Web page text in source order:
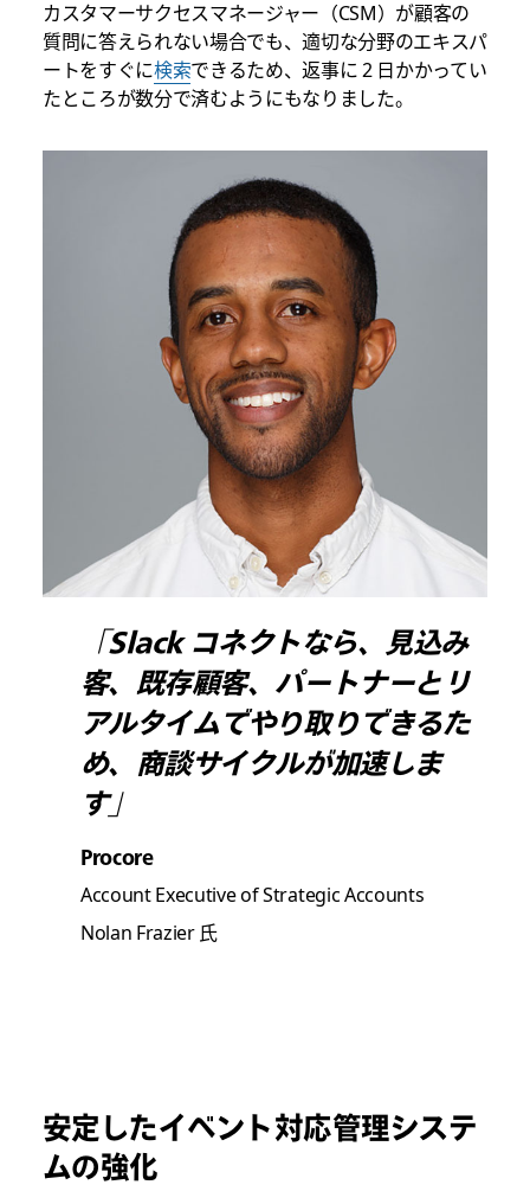
カスタマーサクセスマネージャー（CSM）が顧客の
質問に答えられない場合でも、適切な分野のエキスパ
ートをすぐに検索できるため、返事に 2 日かかってい
たところが数分で済むようにもなりました。
「Slack コネクトなら、見込み
客、既存顧客、パートナーとリ
アルタイムでやり取りできるた
め、商談サイクルが加速しま
す」
Procore
Account Executive of Strategic Accounts
Nolan Frazier 氏
安定したイベント対応管理システ
ムの強化